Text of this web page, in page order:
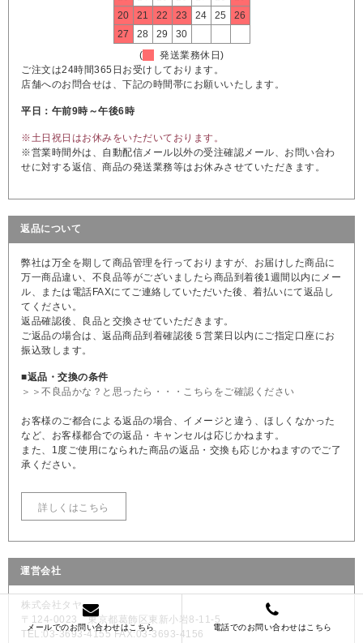
メールでのお問い合わせはこちら 電話でのお問い合わせはこちら
20
21 22 23 24 25
26
27
28 29
30
(
発送業務休日)
ご注文は24時間365日お受けしております。
店舗へのお問合せは、下記の時間帯にお願いいたします。
平日：午前9時～午後6時
※土日祝日はお休みをいただいております。
※営業時間外は、自動配信メール以外の受注確認メール、お問い合わ
せに対する返信、商品の発送業務等はお休みさせていただきます。
返品について
弊社は万全を期して商品管理を行っておりますが、お届けした商品に
万一商品違い、不良品等がございましたら商品到着後1週間以内にメー
ル、または電話FAXにてご連絡していただいた後、着払いにて返品し
てください。
返品確認後、良品と交換させていただきます。
ご返品の場合は、返品商品到着確認後５営業日以内にご指定口座にお
振込致します。
■返品・交換の条件
＞＞不良品かな？と思ったら・・・こちらをご確認ください
お客様のご都合による返品の場合、イメージと違う、ほしくなかった
など、お客様都合での返品・キャンセルは応じかねます。
また、1度ご使用になられた商品の返品・交換も応じかねますのでご了
承ください。
詳しくはこちら
運営会社
株式会社タヤ
〒124-0023 東京都葛飾区東新小岩8-11-5
TEL:03-3693-4155 FAX:03-3693-4156